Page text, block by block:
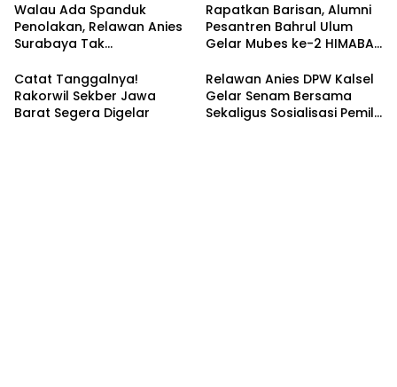
Walau Ada Spanduk
Penolakan, Relawan Anies
Surabaya Tak
Rapatkan Barisan, Alumni
Pesantren Bahrul Ulum
Gelar Mubes ke-2 HIMABAS
Semarang
Catat Tanggalnya!
Rakorwil Sekber Jawa
Barat Segera Digelar
Relawan Anies DPW Kalsel
Gelar Senam Bersama
Sekaligus Sosialisasi Pemilu